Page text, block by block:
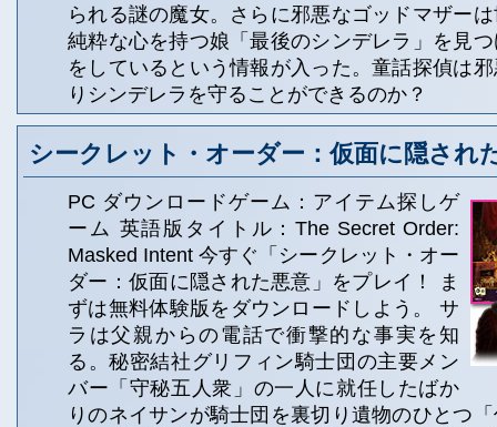
られる謎の魔女。さらに邪悪なゴッドマザー
純粋な心を持つ娘「最後のシンデレラ」を見
をしているという情報が入った。童話探偵は
りシンデレラを守ることができるのか？
シークレット・オーダー：仮面に隠され
PC ダウンロードゲーム：アイテム探しゲ
ーム 英語版タイトル：The Secret Order:
Masked Intent 今すぐ「シークレット・オー
ダー：仮面に隠された悪意」をプレイ！ ま
ずは無料体験版をダウンロードしよう。 サ
ラは父親からの電話で衝撃的な事実を知
る。秘密結社グリフィン騎士団の主要メン
バー「守秘五人衆」の一人に就任したばか
りのネイサンが騎士団を裏切り遺物のひとつ